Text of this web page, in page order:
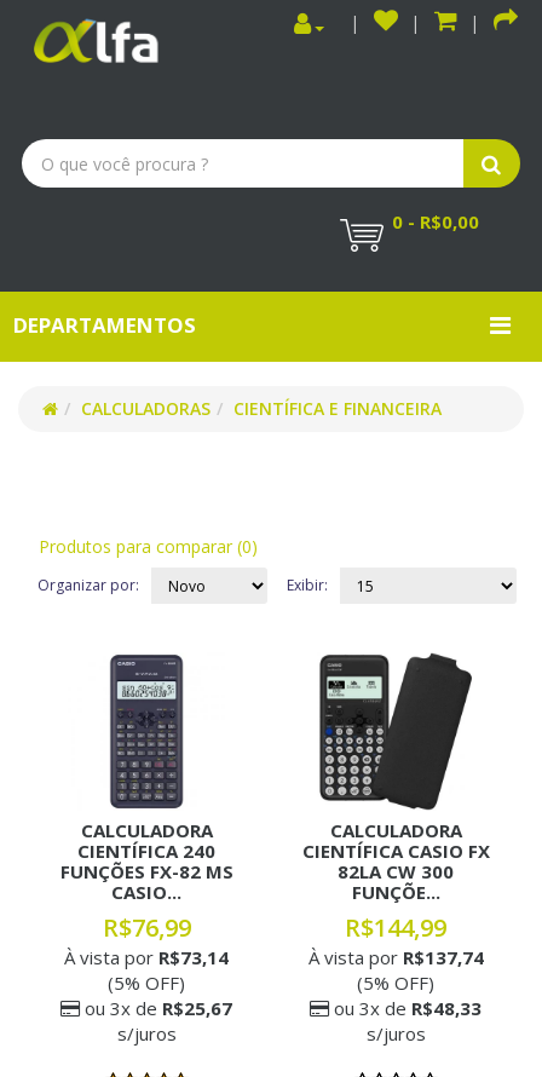
0 - R$0,00
DEPARTAMENTOS
CALCULADORAS CIENTÍFICA E FINANCEIRA
Produtos para comparar (0)
Organizar por: Exibir:
CALCULADORA
CIENTÍFICA 240
FUNÇÕES FX-82 MS
CASIO...
R$76,99
À vista por R$73,14
(5% OFF)
ou 3x de R$25,67
s/juros
CALCULADORA
CIENTÍFICA CASIO FX
82LA CW 300
FUNÇÕE...
R$144,99
À vista por R$137,74
(5% OFF)
ou 3x de R$48,33
s/juros